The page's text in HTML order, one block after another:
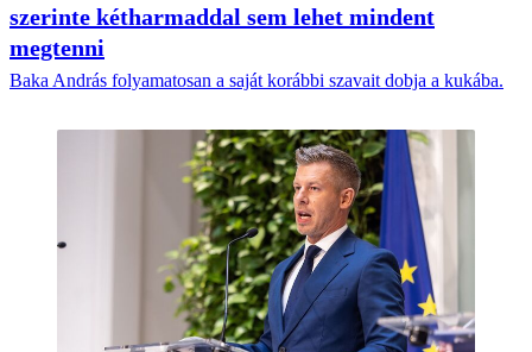
szerinte kétharmaddal sem lehet mindent
megtenni
Baka András folyamatosan a saját korábbi szavait dobja a kukába.